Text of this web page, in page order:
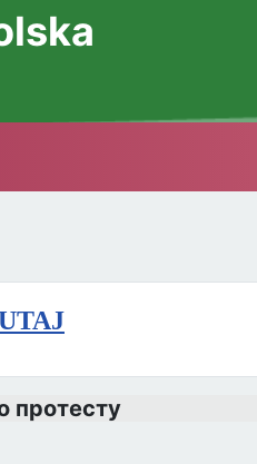
протесту